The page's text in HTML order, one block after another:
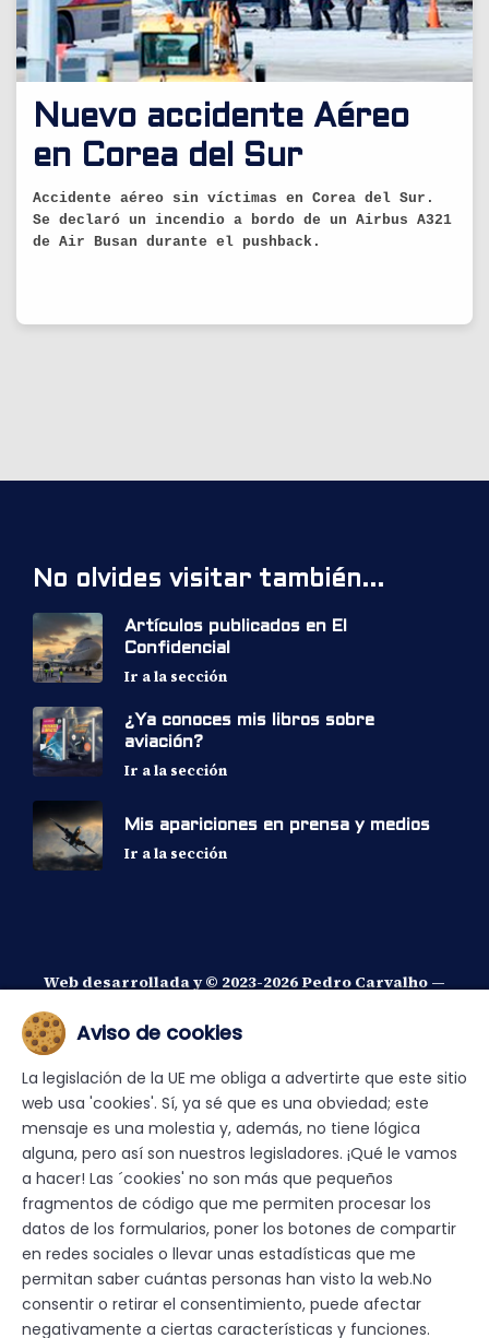
Nuevo accidente Aéreo
en Corea del Sur
Accidente aéreo sin víctimas en Corea del Sur.
Se declaró un incendio a bordo de un Airbus A321
de Air Busan durante el pushback.
No olvides visitar también...
Artículos publicados en El
Confidencial
Ir a la sección
¿Ya conoces mis libros sobre
aviación?
Ir a la sección
Mis apariciones en prensa y medios
Ir a la sección
Web desarrollada y © 2023-2026 Pedro Carvalho —
De conformidad con lo previsto en el artículo
noviembre, la reproducción y utilización de las
obras y otras prestaciones disponibles en este
portal web mediante técnicas de minería de
textos y datos, u otros procedimientos
automatizados de extracción de información,
está expresamente reservada en favor de Pedro
Carvalho
¿Quieres una web como ésta?
Aviso Legal·Política de Privacidad y Protección de Datos
Aviso de cookies
La legislación de la UE me obliga a advertirte que este sitio
web usa 'cookies'. Sí, ya sé que es una obviedad; este
mensaje es una molestia y, además, no tiene lógica
alguna, pero así son nuestros legisladores. ¡Qué le vamos
a hacer! Las ´cookies' no son más que pequeños
fragmentos de código que me permiten procesar los
datos de los formularios, poner los botones de compartir
en redes sociales o llevar unas estadísticas que me
permitan saber cuántas personas han visto la web.No
consentir o retirar el consentimiento, puede afectar
negativamente a ciertas características y funciones.